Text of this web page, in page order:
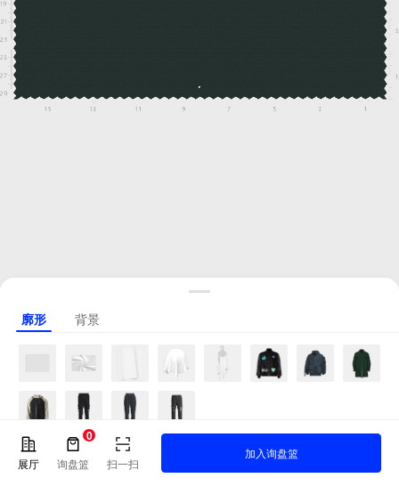
廓形 背景
展厅 询盘篮
0
扫一扫
加入询盘篮